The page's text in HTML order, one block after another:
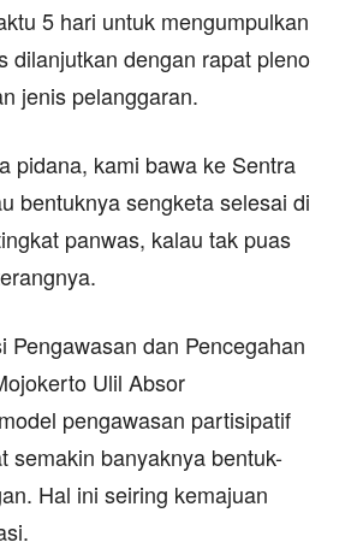
5 hari untuk mengumpulkan
dilanjutkan dengan rapat pleno
jenis pelanggaran.
pidana, kami bawa ke Sentra
bentuknya sengketa selesai di
panwas, kalau tak puas
Pengawasan dan Pencegahan
Ulil Absor
pengawasan partisipatif
semakin banyaknya bentuk-
Hal ini seiring kemajuan